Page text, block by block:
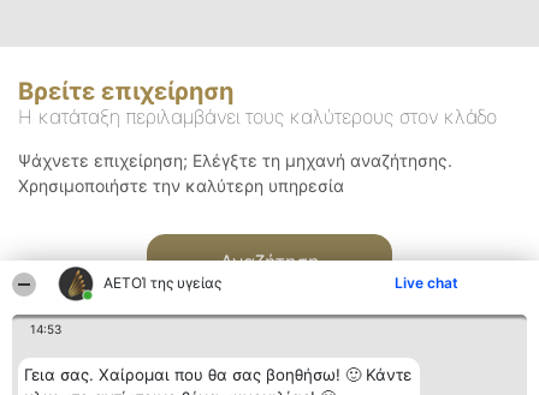
ΑΕΤΟΊ της υγείας Live chat
14:53
Γεια σας. Χαίρομαι που θα σας βοηθήσω! 🙂 Κάντε
Βρείτε επιχείρηση
Η κατάταξη περιλαμβάνει τους καλύτερους στον κλάδο
Ψάχνετε επιχείρηση; Ελέγξτε τη μηχανή αναζήτησης.
Χρησιμοποιήστε την καλύτερη υπηρεσία
Αναζήτηση